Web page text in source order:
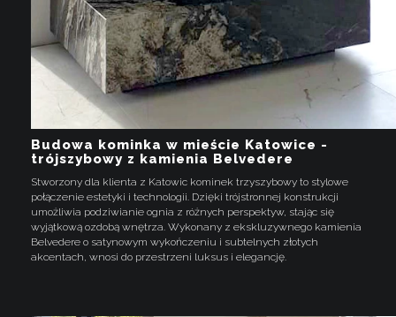
Budowa kominka w mieście Katowice -
trójszybowy z kamienia Belvedere
Stworzony dla klienta z Katowic kominek trzyszybowy to stylowe
połączenie estetyki i technologii. Dzięki trójstronnej konstrukcji
umożliwia podziwianie ognia z różnych perspektyw, stając się
wyjątkową ozdobą wnętrza. Wykonany z ekskluzywnego kamienia
Belvedere o satynowym wykończeniu i subtelnych złotych
akcentach, wnosi do przestrzeni luksus i elegancję.